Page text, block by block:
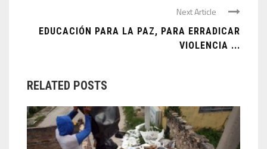
Next Article
EDUCACIÓN PARA LA PAZ, PARA ERRADICAR
VIOLENCIA ...
RELATED POSTS